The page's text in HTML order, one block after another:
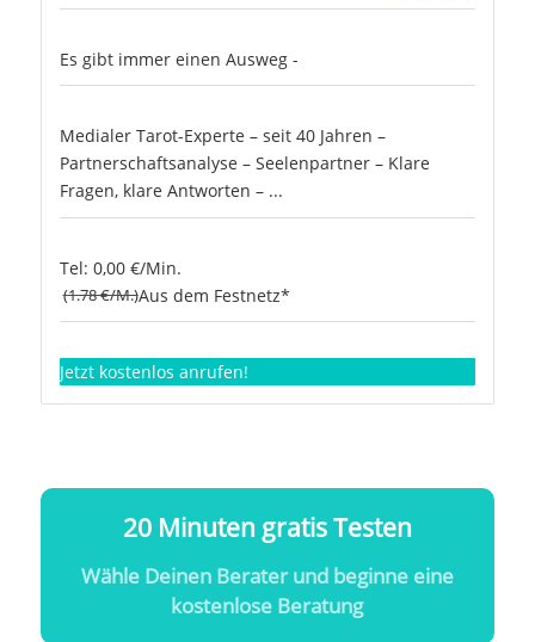
Es gibt immer einen Ausweg -
Medialer Tarot-Experte – seit 40 Jahren –
Partnerschaftsanalyse – Seelenpartner – Klare
Fragen, klare Antworten – ...
Tel: 0,00 €/Min.
(1.78 €/M.)Aus dem Festnetz*
Jetzt kostenlos anrufen!
20 Minuten gratis Testen
Wähle Deinen Berater und beginne eine
kostenlose Beratung